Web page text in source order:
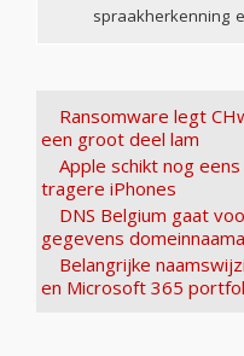
spraakherkenning
Ransomware legt
een groot deel lam
Apple schikt nog
tragere iPhones
DNS Belgium gaat
gegevens
Belangrijke
en Microsoft 365